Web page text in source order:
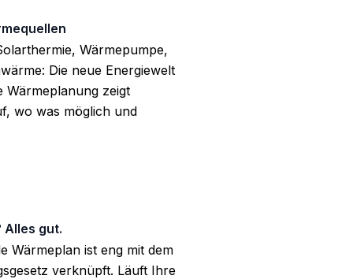
Wärmepumpe,
Die neue Energiewelt
Wärmeplanung zeigt
wo was möglich und
Alles gut.
Wärmeplan ist eng mit dem
verknüpft. Läuft Ihre